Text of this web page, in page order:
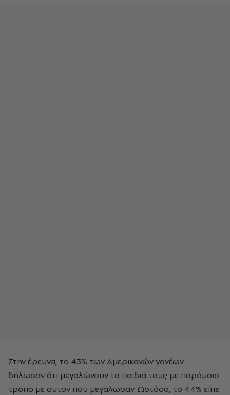
Στην έρευνα, το 43% των Αμερικανών γονέων
δήλωσαν ότι μεγαλώνουν τα παιδιά τους με παρόμοιο
τρόπο με αυτόν που μεγάλωσαν. Ωστόσο, το 44% είπε